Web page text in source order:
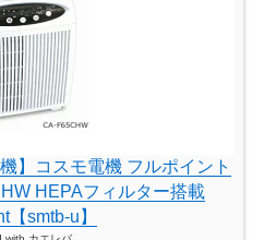
】コスモ電機 フルポイント
HEPAフィルター搭載
【smtb-u】